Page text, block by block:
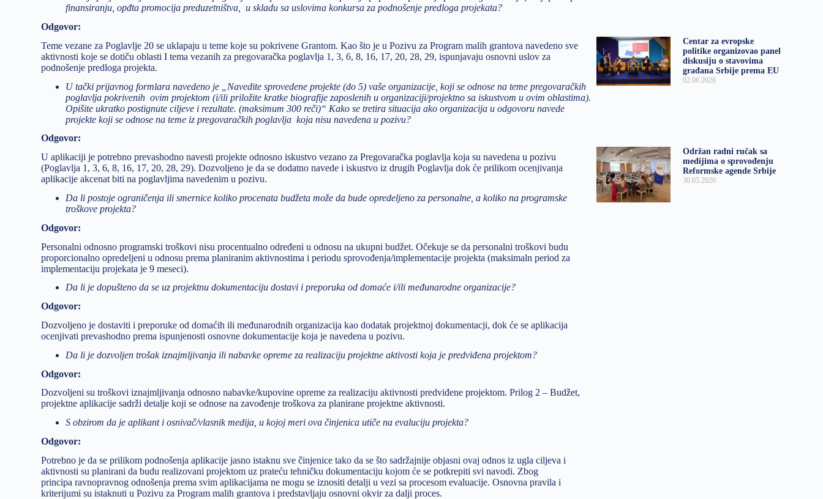
finansiranju, opđta promocija preduzetništva, u skladu sa uslovima konkursa za podnošenje predloga projekata?
Odgovor:
Teme vezane za Poglavlje 20 se uklapaju u teme koje su pokrivene Grantom. Kao što je u Pozivu za Program malih grantova navedeno sve
aktivnosti koje se dotiču oblasti I tema vezanih za pregovaračka poglavlja 1, 3, 6, 8, 16, 17, 20, 28, 29, ispunjavaju osnovni uslov za
podnošenje predloga projekta.
U tački prijavnog formlara navedeno je „Navedite sprovedene projekte (do 5) vaše organizacije, koji se odnose na teme pregovaračkih
poglavlja pokrivenih ovim projektom (i/ili priložite kratke biografije zaposlenih u organizaciji/projektno sa iskustvom u ovim oblastima).
Opišite ukratko postignute ciljeve i rezultate. (maksimum 300 reči)“ Kako se tretira situacija ako organizacija u odgovoru navede
projekte koji se odnose na teme iz pregovaračkih poglavlja koja nisu navedena u pozivu?
Odgovor:
U aplikaciji je potrebno prevashodno navesti projekte odnosno iskustvo vezano za Pregovaračka poglavlja koja su navedena u pozivu
(Poglavlja 1, 3, 6, 8, 16, 17, 20, 28, 29). Dozvoljeno je da se dodatno navede i iskustvo iz drugih Poglavlja dok će prilikom ocenjivanja
aplikacije akcenat biti na poglavljima navedenim u pozivu.
Da li postoje ograničenja ili smernice koliko procenata budžeta može da bude opredeljeno za personalne, a koliko na programske
troškove projekta?
Odgovor:
Personalni odnosno programski troškovi nisu procentualno određeni u odnosu na ukupni budžet. Očekuje se da personalni troškovi budu
proporcionalno opredeljeni u odnosu prema planiranim aktivnostima i periodu sprovođenja/implementacije projekta (maksimaln period za
implementaciju projekata je 9 meseci).
Da li je dopušteno da se uz projektnu dokumentaciju dostavi i preporuka od domaće i/ili međunarodne organizacije?
Odgovor:
Dozvoljeno je dostaviti i preporuke od domaćih ili međunarodnih organizacija kao dodatak projektnoj dokumentacji, dok će se aplikacija
ocenjivati prevashodno prema ispunjenosti osnovne dokumentacije koja je navedena u pozivu.
Da li je dozvoljen trošak iznajmljivanja ili nabavke opreme za realizaciju projektne aktivosti koja je predviđena projektom?
Odgovor:
Dozvoljeni su troškovi iznajmljivanja odnosno nabavke/kupovine opreme za realizaciju aktivnosti predviđene projektom. Prilog 2 – Budžet,
projektne aplikacije sadrži detalje koji se odnose na zavođenje troškova za planirane projektne aktivnosti.
S obzirom da je aplikant i osnivač/vlasnik medija, u kojoj meri ova činjenica utiče na evaluciju projekta?
Odgovor:
Potrebno je da se prilikom podnošenja aplikacije jasno istaknu sve činjenice tako da se što sadržajnije objasni ovaj odnos iz ugla ciljeva i
aktivnosti su planirani da budu realizovani projektom uz prateću tehničku dokumentaciju kojom će se potkrepiti svi navodi. Zbog
principa ravnopravnog odnošenja prema svim aplikacijama ne mogu se iznositi detalji u vezi sa procesom evaluacije. Osnovna pravila i
kriterijumi su istaknuti u Pozivu za Program malih grantova i predstavljaju osnovni okvir za dalji proces.
Centar za evropske
politike organizovao panel
diskusiju o stavovima
građana Srbije prema EU
02.06.2026
Održan radni ručak sa
medijima o sprovođenju
Reformske agende Srbije
30.05.2026